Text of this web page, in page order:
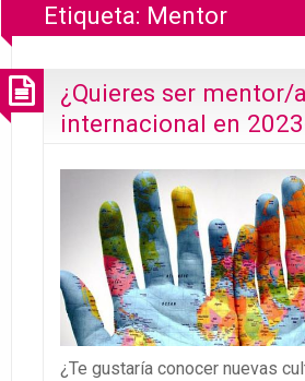
Etiqueta: Mentor
¿Quieres ser mentor/a
internacional en
¿Te gustaría conocer nuevas